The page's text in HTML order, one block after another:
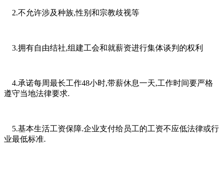
2.不允许涉及种族,性别和宗教歧视等
3.拥有自由结社,组建工会和就薪资进行集体谈判的权利
4.承诺每周最长工作48小时,带薪休息一天,工作时间要严格
遵守当地法律要求.
5.基本生活工资保障.企业支付给员工的工资不应低法律或行
业最低标准.